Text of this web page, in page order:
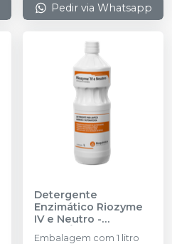
Pedir via Whatsapp
Detergente
Enzimático Riozyme
IV e Neutro -
RIOQUÍMICA
Embalagem com 1 litro